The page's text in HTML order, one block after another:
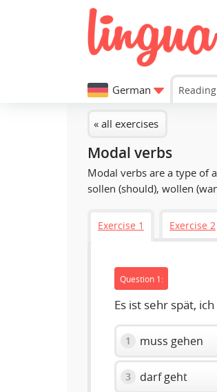
German Reading
« all exercises
Modal verbs
Modal verbs are a type of
sollen (should), wollen
Exercise 1 Exercise 2
Question 1:
Es ist sehr spät, ich
1 muss gehen
3 darf geht